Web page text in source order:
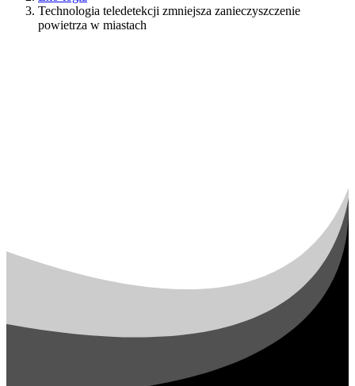
Technologia teledetekcji zmniejsza zanieczyszczenie
powietrza w miastach